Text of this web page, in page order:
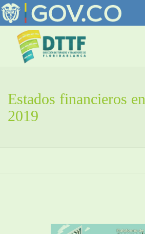
Estados financieros
2019